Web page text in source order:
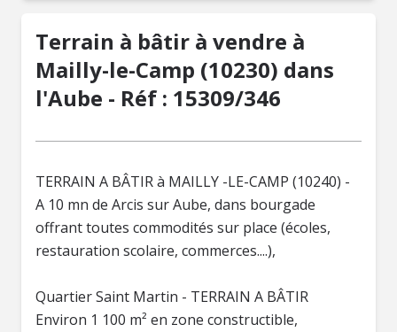
Terrain à bâtir à vendre à
Mailly-le-Camp (10230) dans
l'Aube - Réf : 15309/346
TERRAIN A BÂTIR à MAILLY -LE-CAMP (10240) -
A 10 mn de Arcis sur Aube, dans bourgade
offrant toutes commodités sur place (écoles,
restauration scolaire, commerces....),
Quartier Saint Martin - TERRAIN A BÂTIR
Environ 1 100 m² en zone constructible,